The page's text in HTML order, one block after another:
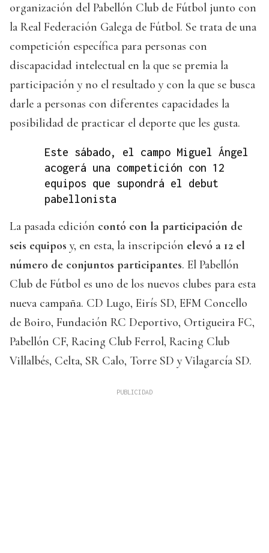
organización del Pabellón Club de Fútbol junto con
la Real Federación Galega de Fútbol. Se trata de una
competición específica para personas con
discapacidad intelectual en la que se premia la
participación y no el resultado y con la que se busca
darle a personas con diferentes capacidades la
posibilidad de practicar el deporte que les gusta.
Este sábado, el campo Miguel Ángel
acogerá una competición con 12
equipos que supondrá el debut
pabellonista
La pasada edición contó con la participación de
seis equipos y, en esta, la inscripción elevó a 12 el
número de conjuntos participantes. El Pabellón
Club de Fútbol es uno de los nuevos clubes para esta
nueva campaña. CD Lugo, Eirís SD, EFM Concello
de Boiro, Fundación RC Deportivo, Ortigueira FC,
Pabellón CF, Racing Club Ferrol, Racing Club
Villalbés, Celta, SR Calo, Torre SD y Vilagarcía SD.